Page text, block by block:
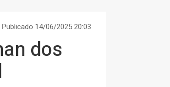
Publicado 14/06/2025 20:03
dos